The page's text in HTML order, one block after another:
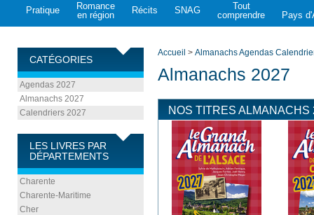
Pratique
Romance
en région
Récits SNAG
Tout
comprendre
Pays
CATÉGORIES
Agendas 2027
Almanachs 2027
Calendriers 2027
LES LIVRES PAR
DÉPARTEMENTS
Charente
Charente-Maritime
Cher
Accueil > Almanachs Agendas
Almanachs 2027
NOS TITRES ALMANACHS